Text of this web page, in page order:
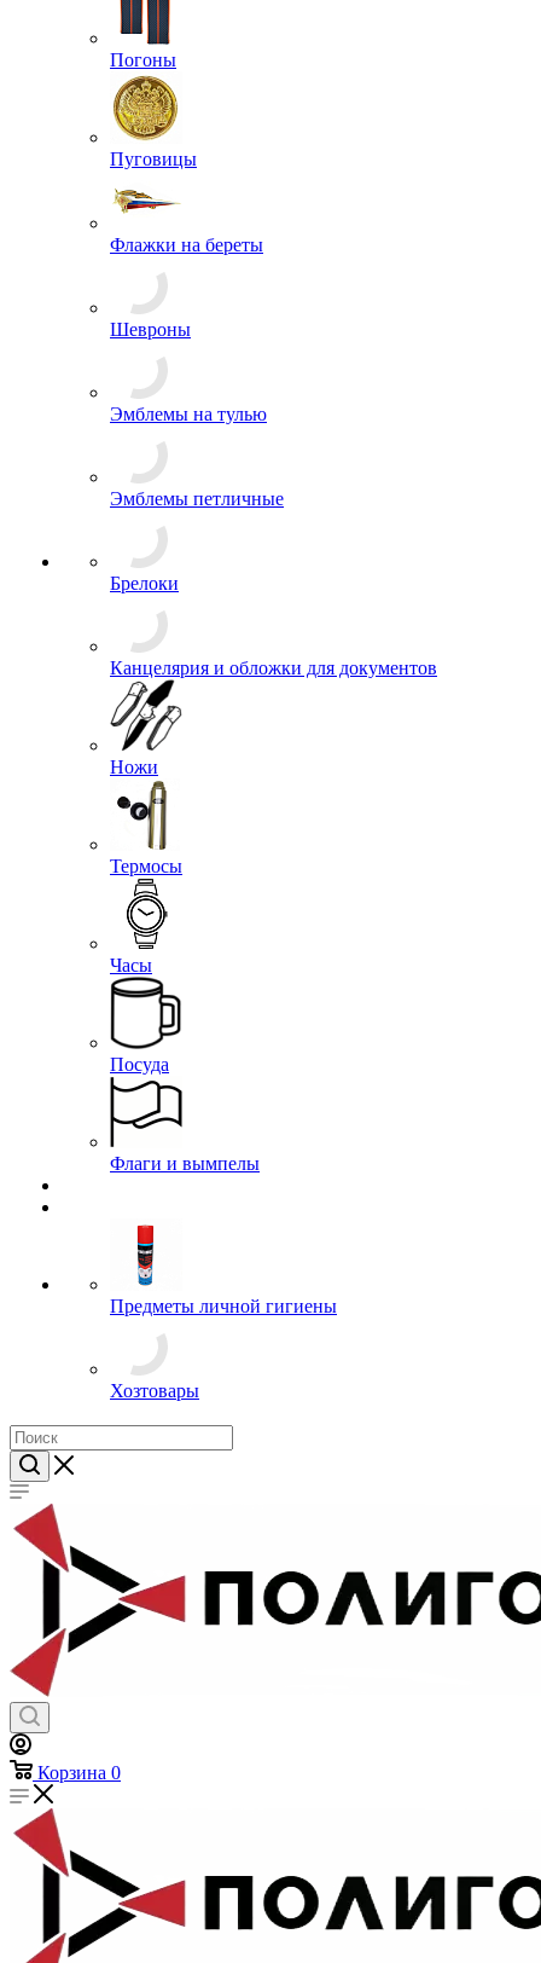
СИЗ
Спальные мешки, подушки, одеяла
Спецсредства и аксессуары
Сумки
Чехлы
Жетоны
Знаки Образования
Знаки, Повязки Дежурного
Значки
Ордена и Медали
Буквы, Якоря
Звезды
Зажимы для галстуков
Кокарды
Нашивки
Пуговицы
Шевроны